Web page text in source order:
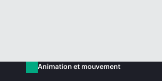
Animation et mouvement